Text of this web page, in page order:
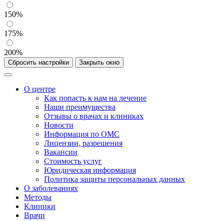
150%
175%
200%
Сбросить настройки Закрыть окно
О центре
Как попасть к нам на лечение
Наши преимущества
Отзывы о врачах и клиниках
Новости
Информация по ОМС
Лицензии, разрешения
Вакансии
Стоимость услуг
Юридическая информация
Политика защиты персональных данных
О заболеваниях
Методы
Клиники
Врачи